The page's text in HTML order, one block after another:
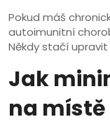
Pokud máš
autoimunitní
Někdy stačí
Jak
na